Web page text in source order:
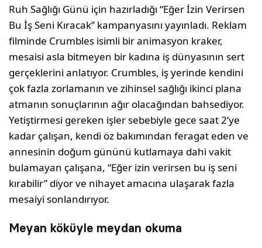
Ruh Sağlığı Günü için hazırladığı “Eğer İzin Verirsen
Bu İş Seni Kıracak” kampanyasını yayınladı. Reklam
filminde Crumbles isimli bir animasyon kraker,
mesaisi asla bitmeyen bir kadına iş dünyasının sert
gerçeklerini anlatıyor. Crumbles, iş yerinde kendini
çok fazla zorlamanın ve zihinsel sağlığı ikinci plana
atmanın sonuçlarının ağır olacağından bahsediyor.
Yetiştirmesi gereken işler sebebiyle gece saat 2’ye
kadar çalışan, kendi öz bakımından feragat eden ve
annesinin doğum gününü kutlamaya dahi vakit
bulamayan çalışana, “Eğer izin verirsen bu iş seni
kırabilir” diyor ve nihayet amacına ulaşarak fazla
mesaiyi sonlandırıyor.
Meyan köküyle meydan okuma